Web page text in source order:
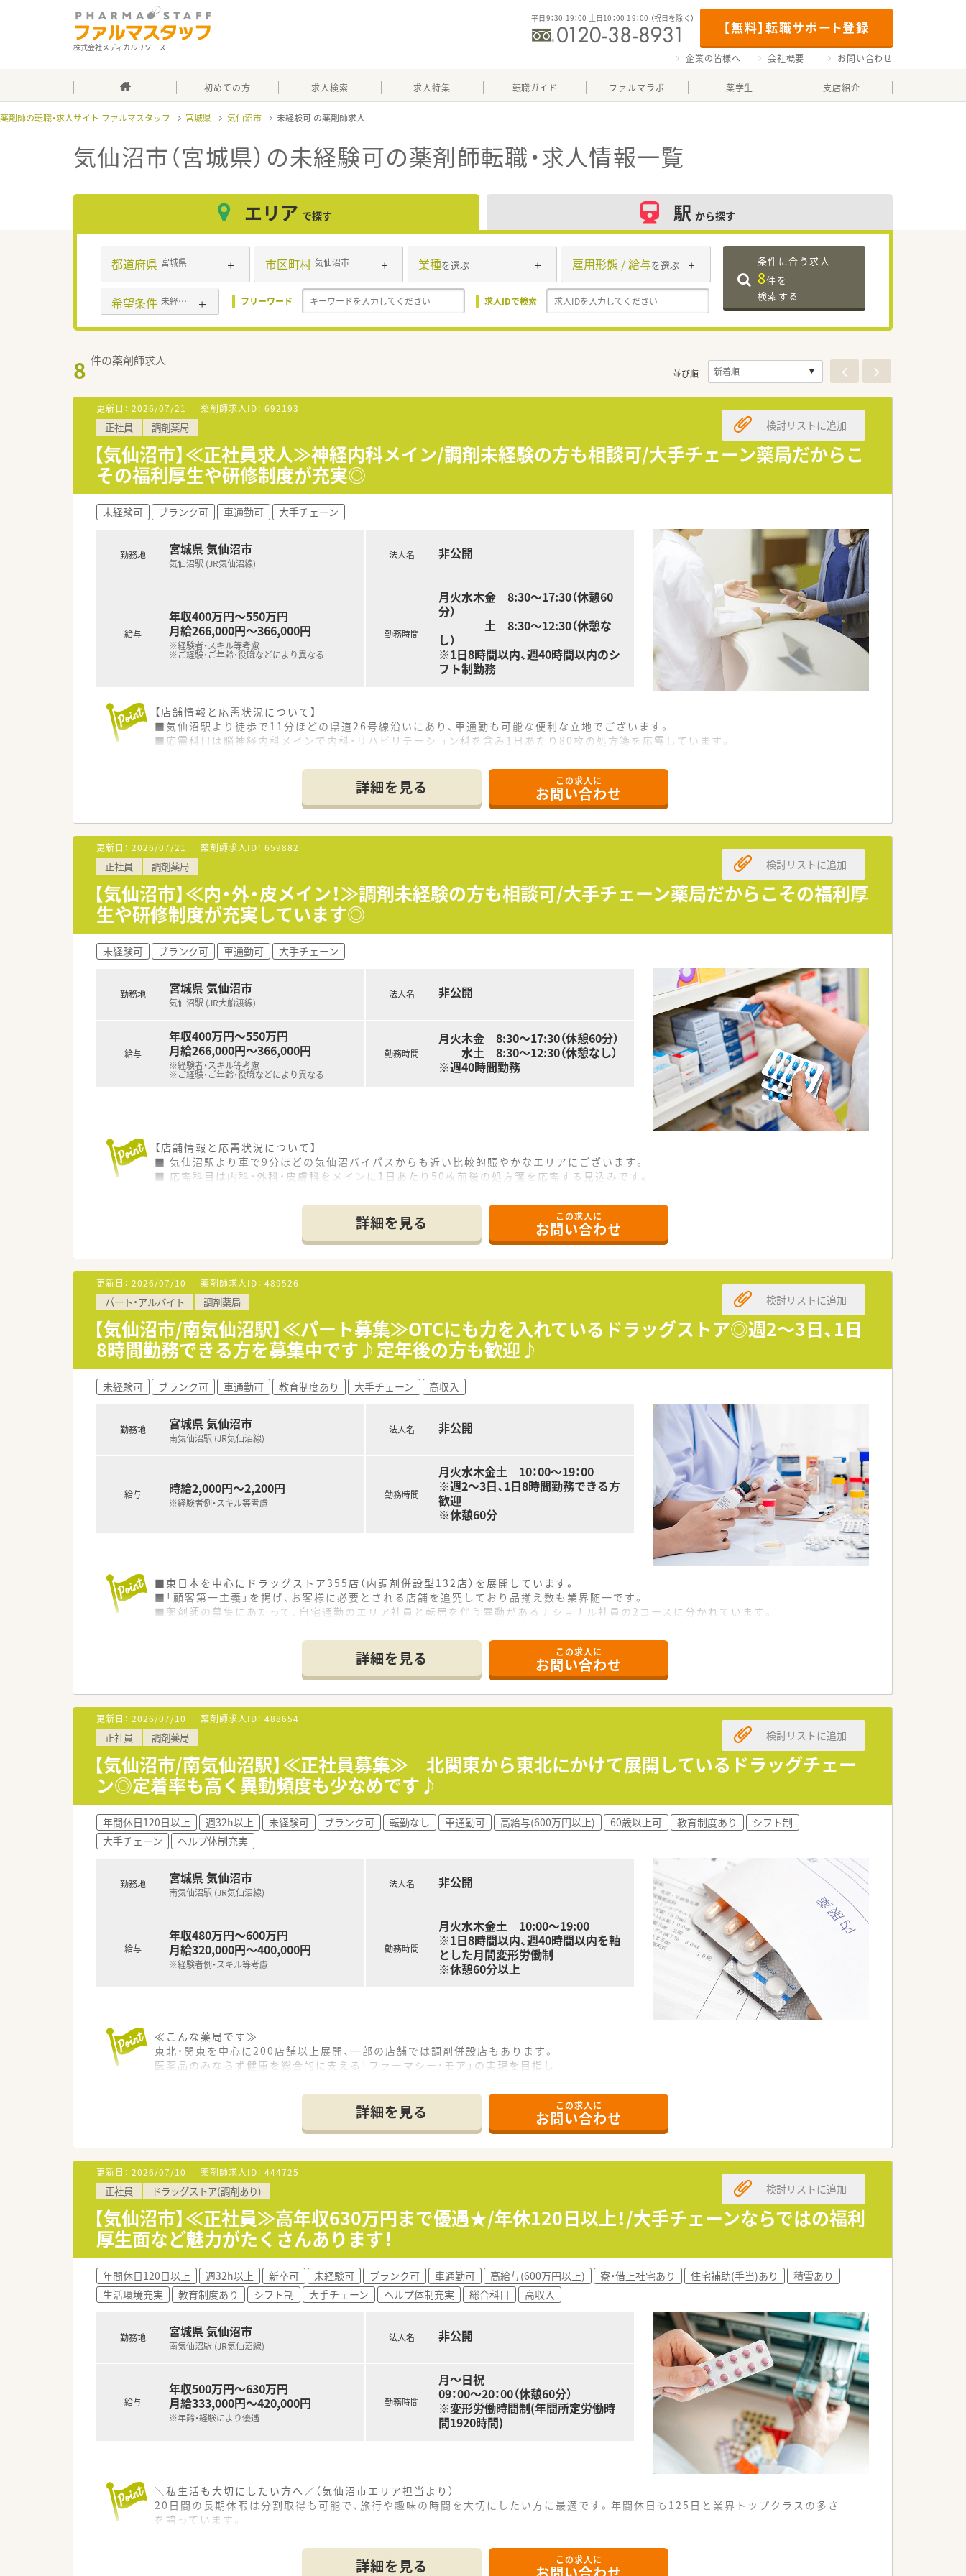
株式会社メディカルリソース
【無料】転職サポート登録
平日9：30-19：00 土日10：00-19：00 （祝日を除く）
企業の皆様へ 会社概要 お問い合わせ
初めての方 求人検索 求人特集 転職ガイド ファルマラボ 薬学生 支店紹介
薬剤師の転職・求人サイト ファルマスタッフ 宮城県 気仙沼市 未経験可
気仙沼市（宮城県）の未経験可の薬剤師転職・求人情報一覧
エリア で探す 駅 から探す
都道府県 宮城県 市区町村 気仙沼市 業種を選ぶ 雇用形態 / 給与を選ぶ
希望条件 未経験可 フリーワード 求人IDで検索
条件に合う求人
8件を
検索する
8 件の薬剤師求人
並び順
更新日： 2026/07/21 薬剤師求人ID： 692193
正社員 調剤薬局
【気仙沼市】≪正社員求人≫神経内科メイン/調剤未経験の方も相談可/大手チェーン薬局だからこ
その福利厚生や研修制度が充実◎
検討リストに追加
未経験可 ブランク可 車通勤可 大手チェーン
勤務地 宮城県 気仙沼市
気仙沼駅 (JR気仙沼線)
給与
年収400万円～550万円
月給266,000円～366,000円
※経験者・スキル等考慮
※ご経験・ご年齢・役職などにより異なる
法人名 非公開
勤務時間
月火水木金 8:30～17:30（休憩60
分）
土 8:30～12:30（休憩な
し）
※1日8時間以内、週40時間以内のシ
フト制勤務
【店舗情報と応需状況について】
■気仙沼駅より徒歩で11分ほどの県道26号線沿いにあり、車通勤も可能な便利な立地でございます。
■応需科目は脳神経内科メインで内科・リハビリテーション科を含み1日あたり80枚の処方箋を応需しています。
■東証プライム上場企業である東邦ホールディングスのグループ会社として全国に約350店舗以上展開しています。
■信頼される薬局を目指し、最新のICTを導入した薬歴管理や作業の機械化を積極的に推進しています。
■在宅医療は東北から沖縄まで多くの店舗にて取り組み、地域医療に深く貢献する企業でございます。
【こんな方にオススメ】
■脳神経内科の処方を集中的に学び、その分野の専門知識を深めたいと考える方に最適な環境です。
■調剤薬局での経験がない方やブランクがある方も、研修制度が充実しているため安心して挑戦できます。
■大手グループの安定した経営基盤と充実した福利厚生のもとで、長期的に働きたい方に適しています。
詳細を見る この求人に
お問い合わせ
更新日： 2026/07/21 薬剤師求人ID： 659882
正社員 調剤薬局
【気仙沼市】≪内・外・皮メイン！≫調剤未経験の方も相談可/大手チェーン薬局だからこその福利厚
生や研修制度が充実しています◎
検討リストに追加
未経験可 ブランク可 車通勤可 大手チェーン
勤務地 宮城県 気仙沼市
気仙沼駅 (JR大船渡線)
給与
年収400万円～550万円
月給266,000円～366,000円
※経験者・スキル等考慮
※ご経験・ご年齢・役職などにより異なる
法人名 非公開
勤務時間
月火木金 8:30～17:30（休憩60分）
水土 8:30～12:30（休憩なし）
※週40時間勤務
【店舗情報と応需状況について】
■ 気仙沼駅より車で9分ほどの気仙沼バイパスからも近い比較的賑やかなエリアにございます。
■ 応需科目は内科・外科・皮膚科をメインに1日あたり50枚前後の処方箋を応需する見込みです。
■ 2025年2月に開局したばかりの新しい店舗であり、新規開設に伴う正社員の募集でございます。
■ 未経験者の方も相談可能であり、新しい環境でキャリアを築きたい方を歓迎いたします。
■ 地域医療に貢献したいという強い意欲を持ち、患者さまとのコミュニケーションを大切にできる方を求めています。
【こんな方にオススメ】
■ 開局したばかりの綺麗な店舗で、新しい人間関係と環境でスタートを切りたい方に最適です。
■ 調剤薬局での経験がない方やブランクがある方も、研修制度が充実しているため安心して挑戦できます。
■ 胃腸科・外科・皮膚科の幅広い科目を経験し、自身の薬剤師としてのスキルを高めたい方に推奨いたします。
詳細を見る この求人に
お問い合わせ
更新日： 2026/07/10 薬剤師求人ID： 489526
パート・アルバイト 調剤薬局
【気仙沼市/南気仙沼駅】≪パート募集≫OTCにも力を入れているドラッグストア◎週2～3日、1日
8時間勤務できる方を募集中です♪定年後の方も歓迎♪
検討リストに追加
未経験可 ブランク可 車通勤可 教育制度あり 大手チェーン 高収入
勤務地 宮城県 気仙沼市
南気仙沼駅 (JR気仙沼線)
給与 時給2,000円～2,200円
※経験者例・スキル等考慮
法人名 非公開
勤務時間
月火水木金土 10：00～19：00
※週2～3日、1日8時間勤務できる方
歓迎
※休憩60分
■東日本を中心にドラッグストア355店（内調剤併設型132店）を展開しています。
■「顧客第一主義」を掲げ、お客様に必要とされる店舗を追究しており品揃え数も業界随一です。
■薬剤師の募集にあたって、自宅通勤のエリア社員と転居を伴う異動があるナショナル社員の2コースに分かれています。
■調剤併設店舗でのご勤務の場合、薬剤師は調剤投薬業務が中心となります。
■「地域の人々の健康を支えたい」という思いを大事にされている方、ぜひご応募ください。
詳細を見る この求人に
お問い合わせ
更新日： 2026/07/10 薬剤師求人ID： 488654
正社員 調剤薬局
【気仙沼市/南気仙沼駅】≪正社員募集≫ 北関東から東北にかけて展開しているドラッグチェー
ン◎定着率も高く異動頻度も少なめです♪
検討リストに追加
年間休日120日以上 週32h以上 未経験可 ブランク可 転勤なし 車通勤可 高給与(600万円以上) 60歳以上可 教育制度あり
シフト制
大手チェーン
ヘルプ体制充実
勤務地 宮城県 気仙沼市
南気仙沼駅 (JR気仙沼線)
給与
年収480万円～600万円
月給320,000円～400,000円
※経験者例・スキル等考慮
法人名 非公開
勤務時間
月火水木金土 10:00～19:00
※1日8時間以内、週40時間以内を軸
とした月間変形労働制
※休憩60分以上
≪こんな薬局です≫
東北・関東を中心に200店舗以上展開、一部の店舗では調剤併設店もあります。
医薬品のみならず健康を総合的に支える「ファーマシー・モア」の実現を目指し
1店舗あたりの売上高は業界平均の3倍～5倍の売上を誇っている安定企業。
また、売場戦略の策定やスタッフのマネジメント、
品揃えの提案等の権限をそれぞれの店舗に委譲しており、
社員のモチベーション維持はもちろん、
地域に本当に必要なサービスを提供できるよう配慮している薬局です。
≪こんな会社です≫
■カワチ薬品は東日本を中心にドラッグストア355店（内調剤併設型132店）を展開しています。
■「顧客第一主義」を掲げ、お客様に必要とされる店舗を追究しており品揃え数も業界随一です。
■今後も、健康を考えた店舗づくりを強力に推進し、過疎化地域においても毎日の生活における利便性を高めた小商圏型ストアで対応
し、ドミナントを構築しながら全国展開を考えております。
■勤務薬剤師だけでなく、薬局長や管理職、幹部候補としてのキャリアビジョンなども描ける環境です！
≪働く環境≫
■薬自宅通勤のエリア社員と転居を伴う異動があるナショナル社員の2コースより選択可能！
≪研修制度も整っています≫
社員のやる気を応援するプログラムが充実しています！
教育研修・店舗でのOJT研修・各種研修会・キャリアアップセミナーなど、それぞれのレベルにあわせた教育体制がございます
≪こんな方におすすめ≫
■「地域の人々の健康を支えたい」という思いを大事にされている方！
■薬局長や管理職、幹部候補などのキャリアアップを目指したい方！
詳細を見る この求人に
お問い合わせ
更新日： 2026/07/10 薬剤師求人ID： 444725
正社員 ドラッグストア(調剤あり)
【気仙沼市】≪正社員≫高年収630万円まで優遇★/年休120日以上！/大手チェーンならではの福利
厚生面など魅力がたくさんあります！
検討リストに追加
年間休日120日以上 週32h以上 新卒可 未経験可 ブランク可 車通勤可 高給与(600万円以上) 寮・借上社宅あり 住宅補助(手当)あり
積雪あり
生活環境充実
教育制度あり シフト制 大手チェーン ヘルプ体制充実 総合科目 高収入
勤務地 宮城県 気仙沼市
南気仙沼駅 (JR気仙沼線)
給与
年収500万円～630万円
月給333,000円～420,000円
※年齢・経験により優遇
法人名 非公開
勤務時間
月～日祝
09：00～20：00（休憩60分）
※変形労働時間制(年間所定労働時
間1920時間)
＼私生活も大切にしたい方へ／（気仙沼市エリア担当より）
20日間の長期休暇は分割取得も可能で、旅行や趣味の時間を大切にしたい方に最適です。年間休日も125日と業界トップクラスの多さ
を誇っています。
【店舗情報と応需状況について】
■南気仙沼駅から徒歩15分の場所に位置する大型の商業施設内にある店舗で、お仕事帰りにお買い物も楽しめる便利な立地です。
詳細を見る この求人に